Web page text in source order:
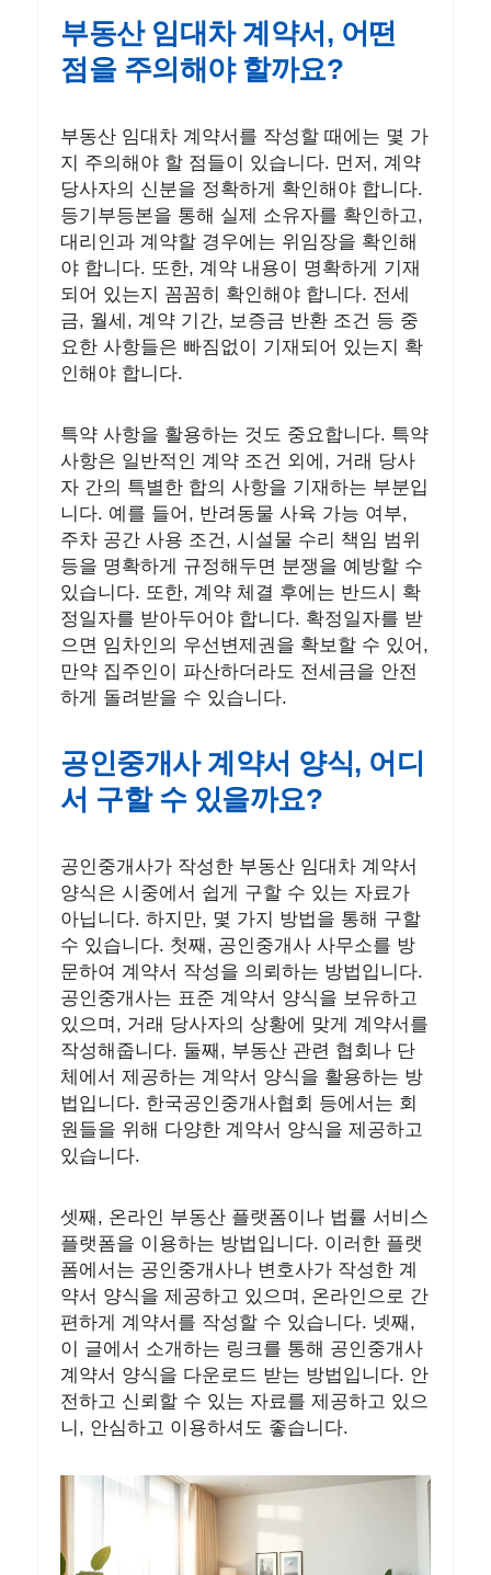
부동산 임대차 계약서, 어떤
점을 주의해야 할까요?
부동산 임대차 계약서를 작성할 때에는 몇 가
지 주의해야 할 점들이 있습니다. 먼저, 계약
당사자의 신분을 정확하게 확인해야 합니다.
등기부등본을 통해 실제 소유자를 확인하고,
대리인과 계약할 경우에는 위임장을 확인해
야 합니다. 또한, 계약 내용이 명확하게 기재
되어 있는지 꼼꼼히 확인해야 합니다. 전세
금, 월세, 계약 기간, 보증금 반환 조건 등 중
요한 사항들은 빠짐없이 기재되어 있는지 확
인해야 합니다.
특약 사항을 활용하는 것도 중요합니다. 특약
사항은 일반적인 계약 조건 외에, 거래 당사
자 간의 특별한 합의 사항을 기재하는 부분입
니다. 예를 들어, 반려동물 사육 가능 여부,
주차 공간 사용 조건, 시설물 수리 책임 범위
등을 명확하게 규정해두면 분쟁을 예방할 수
있습니다. 또한, 계약 체결 후에는 반드시 확
정일자를 받아두어야 합니다. 확정일자를 받
으면 임차인의 우선변제권을 확보할 수 있어,
만약 집주인이 파산하더라도 전세금을 안전
하게 돌려받을 수 있습니다.
공인중개사 계약서 양식, 어디
서 구할 수 있을까요?
공인중개사가 작성한 부동산 임대차 계약서
양식은 시중에서 쉽게 구할 수 있는 자료가
아닙니다. 하지만, 몇 가지 방법을 통해 구할
수 있습니다. 첫째, 공인중개사 사무소를 방
문하여 계약서 작성을 의뢰하는 방법입니다.
공인중개사는 표준 계약서 양식을 보유하고
있으며, 거래 당사자의 상황에 맞게 계약서를
작성해줍니다. 둘째, 부동산 관련 협회나 단
체에서 제공하는 계약서 양식을 활용하는 방
법입니다. 한국공인중개사협회 등에서는 회
원들을 위해 다양한 계약서 양식을 제공하고
있습니다.
셋째, 온라인 부동산 플랫폼이나 법률 서비스
플랫폼을 이용하는 방법입니다. 이러한 플랫
폼에서는 공인중개사나 변호사가 작성한 계
약서 양식을 제공하고 있으며, 온라인으로 간
편하게 계약서를 작성할 수 있습니다. 넷째,
이 글에서 소개하는 링크를 통해 공인중개사
계약서 양식을 다운로드 받는 방법입니다. 안
전하고 신뢰할 수 있는 자료를 제공하고 있으
니, 안심하고 이용하셔도 좋습니다.